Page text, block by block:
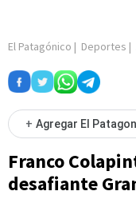
El Patagónico | Deportes |
+ Agregar El
Franco
desafiante